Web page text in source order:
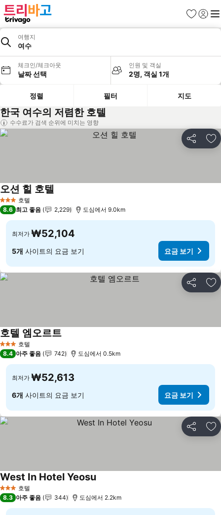
즐겨찾기
로그인
메
여행지
여수
체크인/체크아웃
날짜 선택
인원 및 객실
2명, 객실 1개
정렬 필터 지도
한국 여수의 저렴한 호텔
수수료가 검색 순위에 미치는 영향
공유 즐
3 성급 호텔
오션 힐 호텔
8.6 최고 좋음 2,229 도심에서 9.0km
최저가 ₩52,104
5개 사이트의 요금 보기 요금 보기
공유 즐
3 성급 호텔
호텔 엠오르트
8.4 아주 좋음 742 도심에서 0.5km
최저가 ₩52,613
6개 사이트의 요금 보기 요금 보기
공유 즐
3 성급 호텔
West In Hotel Yeosu
8.3 아주 좋음 344 도심에서 2.2km